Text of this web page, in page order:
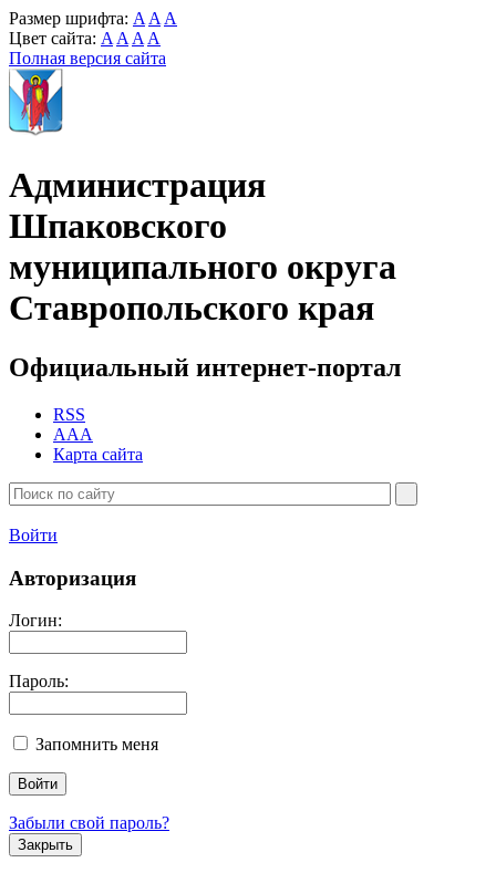
Размер шрифта: A A A
Цвет сайта: A A A A
Полная версия сайта
Администрация
Шпаковского
муниципального округа
Ставропольского края
Официальный интернет-портал
RSS
AAA
Карта сайта
Войти
Авторизация
Логин:
Пароль:
Запомнить меня
Забыли свой пароль?
Закрыть